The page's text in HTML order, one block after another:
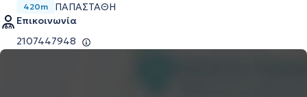
420m
ΠΑΠΑΣΤΑΘΗ
Επικοινωνία
2107447948